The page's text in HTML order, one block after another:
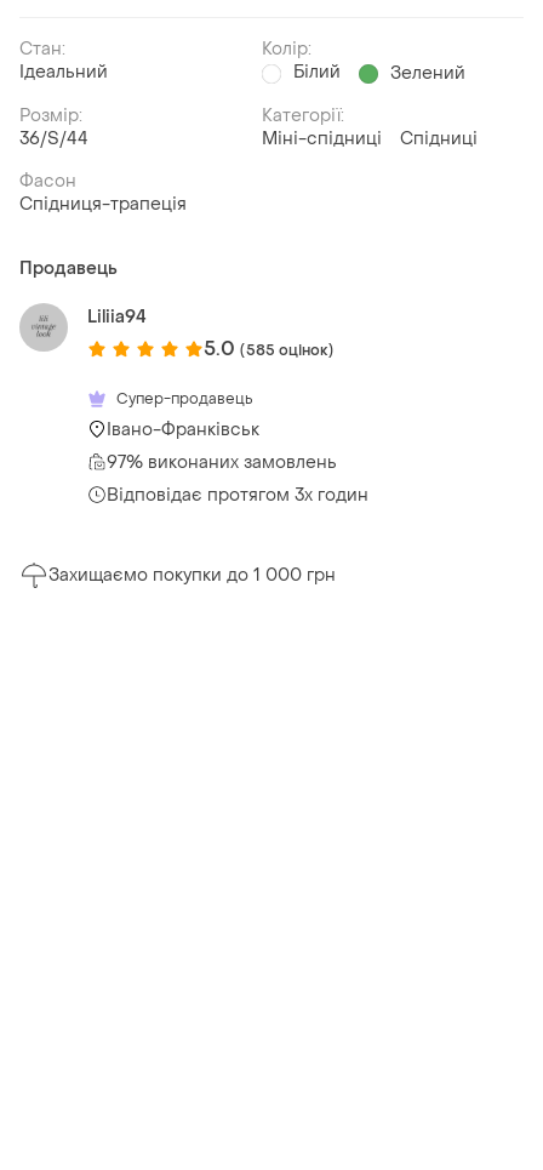
Стан:
Ідеальний
Колір:
Білий
Зелений
Розмір:
36/S/44
Категорії:
Міні-спідниці
Спідниці
Фасон
Спідниця-трапеція
Продавець
Liliia94
5.0 (585 оцінок)
Супер-продавець
Івано-Франківськ
97% виконаних замовлень
Відповідає протягом 3х годин
Захищаємо покупки до 1 000 грн